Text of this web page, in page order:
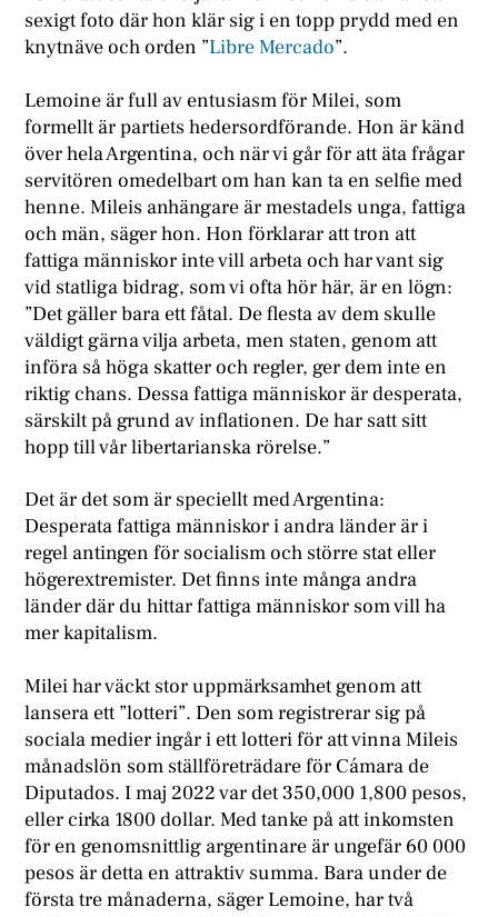
sexigt foto där hon klär sig i en topp prydd med en
knytnäve och orden ”Libre Mercado”.
Lemoine är full av entusiasm för Milei, som
formellt är partiets hedersordförande. Hon är känd
över hela Argentina, och när vi går för att äta frågar
servitören omedelbart om han kan ta en selfie med
henne. Mileis anhängare är mestadels unga, fattiga
och män, säger hon. Hon förklarar att tron att
fattiga människor inte vill arbeta och har vant sig
vid statliga bidrag, som vi ofta hör här, är en lögn:
”Det gäller bara ett fåtal. De flesta av dem skulle
väldigt gärna vilja arbeta, men staten, genom att
införa så höga skatter och regler, ger dem inte en
riktig chans. Dessa fattiga människor är desperata,
särskilt på grund av inflationen. De har satt sitt
hopp till vår libertarianska rörelse.”
Det är det som är speciellt med Argentina:
Desperata fattiga människor i andra länder är i
regel antingen för socialism och större stat eller
högerextremister. Det finns inte många andra
länder där du hittar fattiga människor som vill ha
mer kapitalism.
Milei har väckt stor uppmärksamhet genom att
lansera ett ”lotteri”. Den som registrerar sig på
sociala medier ingår i ett lotteri för att vinna Mileis
månadslön som ställföreträdare för Cámara de
Diputados. I maj 2022 var det 350,000 1,800 pesos,
eller cirka 1800 dollar. Med tanke på att inkomsten
för en genomsnittlig argentinare är ungefär 60 000
pesos är detta en attraktiv summa. Bara under de
första tre månaderna, säger Lemoine, har två